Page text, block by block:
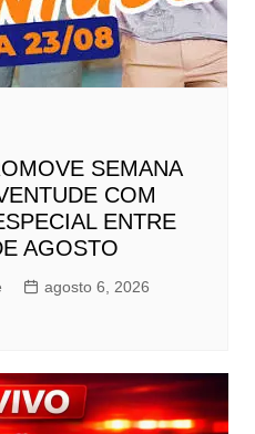
SEMANA
COM
ENTRE
AGOSTO
agosto 6, 2026